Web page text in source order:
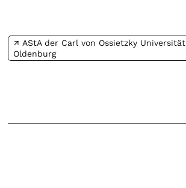
AStA der Carl von Ossietzky Universität
Oldenburg